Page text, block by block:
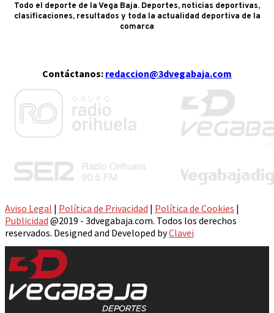
Todo el deporte de la Vega Baja. Deportes, noticias deportivas,
clasificaciones, resultados y toda la actualidad deportiva de la
comarca
Contáctanos: redaccion@3dvegabaja.com
Aviso Legal | Política de Privacidad | Política de Cookies |
Publicidad @2019 - 3dvegabaja.com. Todos los derechos
reservados. Designed and Developed byClavei